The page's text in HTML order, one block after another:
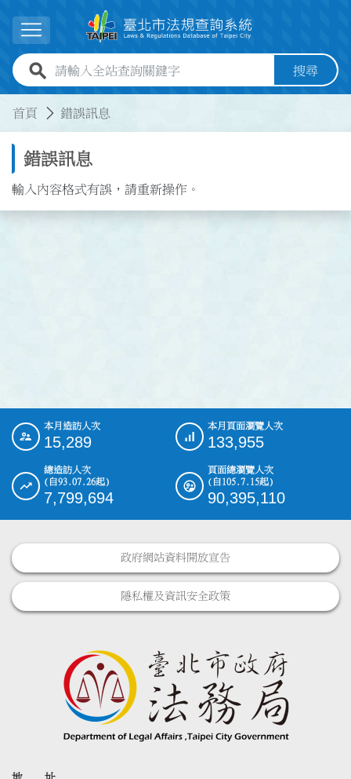
展開選單
全站查詢關鍵字欄位 搜尋
首頁 錯誤訊息
錯誤訊息
輸入內容格式有誤，請重新操作。
::: 本月造訪人次
15,289
本月頁面瀏覽人次
133,955
總造訪人次
(自93.07.26起)
7,799,694
頁面總瀏覽人次
(自105.7.15起)
90,395,110
政府網站資料開放宣告
隱私權及資訊安全政策